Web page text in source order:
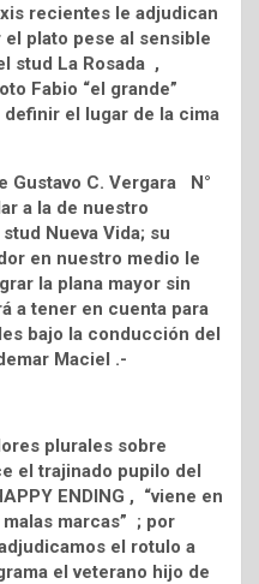
recientes le adjudican
plato pese al sensible
stud La Rosada ,
Fabio “el grande”
definir el lugar de la cima
Gustavo C. Vergara N°
a la de nuestro
Nueva Vida; su
en nuestro medio le
la plana mayor sin
a tener en cuenta para
bajo la conducción del
Maciel .-
plurales sobre
el trajinado pupilo del
ENDING , “viene en
marcas” ; por
el rotulo a
el veterano hijo de